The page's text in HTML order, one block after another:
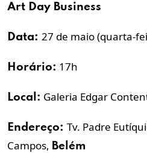
Art Day Business
Data: 27 de maio (quarta-
Horário: 17h
Local: Galeria Edgar
Endereço: Tv. Padre
Campos, Belém